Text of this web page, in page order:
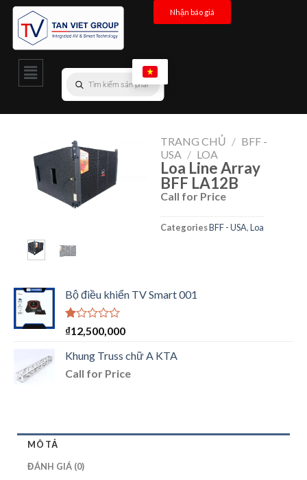
Nhận báo giá
TRANG CHỦ / BFF -
USA / LOA
Loa Line Array
BFF LA12B
Call for Price
CategoriesBFF - USA,Loa
Bộ điều khiển TV Smart 001
Được
hạng
1.00
5
₫12,500,000
Khung Truss chữ A KTA
Call for Price
MÔ TẢ
ĐÁNH GIÁ (0)